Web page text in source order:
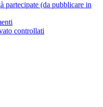
partecipate (da pubblicare in
controllati